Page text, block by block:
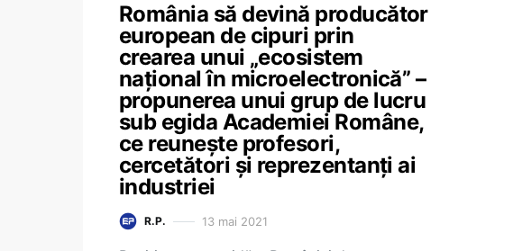
România să devină producător
european de cipuri prin
crearea unui „ecosistem
național în microelectronică” –
propunerea unui grup de lucru
sub egida Academiei Române,
ce reunește profesori,
cercetători și reprezentanți ai
industriei
R.P. 13 mai 2021